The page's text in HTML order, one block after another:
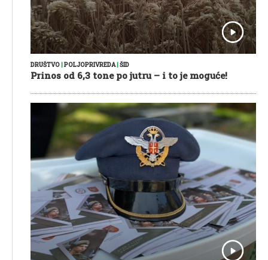
DRUŠTVO POLJOPRIVREDA| ŠID
Prinos od 6,3 tone po jutru – i to je moguće!